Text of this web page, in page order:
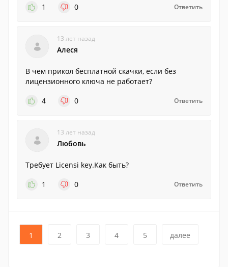
1
0 Ответить
13 лет назад
Алеся
В чем прикол бесплатной скачки, если без
лицензионного ключа не работает?
4
0 Ответить
13 лет назад
Любовь
Требует Licensi key.Как быть?
1
0 Ответить
1 2 3 4 5 далее